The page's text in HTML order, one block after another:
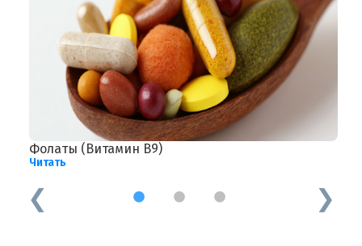
Фолаты (Витамин В9)
Читать
1 2 3